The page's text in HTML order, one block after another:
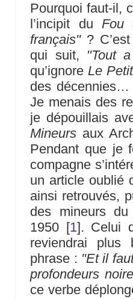
Pourquoi faut-il,
l’incipit du Fou
français"? C’est
qui suit, "Tout
qu’ignoreLe
des décennies…
Je menais des
je dépouillais
Mineurs aux
Pendant que je
compagne
un article oublié
ainsi retrouvés,
des mineurs
1950 [1]. Celui
reviendrai plus
phrase : "Et il
profondeurs
ce verbe